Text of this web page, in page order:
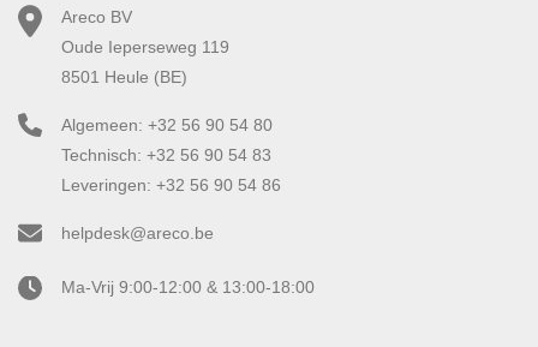
Areco BV
Oude Ieperseweg 119
8501 Heule (BE)
Algemeen: +32 56 90 54 80
Technisch: +32 56 90 54 83
Leveringen: +32 56 90 54 86
helpdesk@areco.be
Ma-Vrij 9:00-12:00 & 13:00-18:00